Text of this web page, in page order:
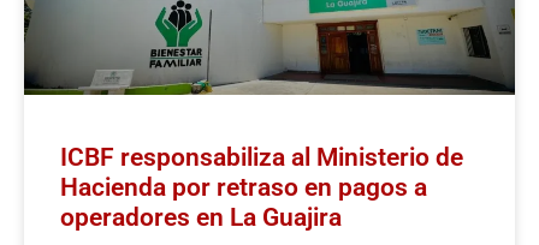
ICBF responsabiliza al Ministerio de
Hacienda por retraso en pagos a
operadores en La Guajira